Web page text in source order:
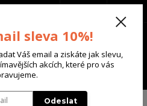
Menu
pánská mikina s kapucí Blame Hoodie
sleva 10%!
Váš email a ziskáte jak slevu,
akcích, které pro vás
Odeslat